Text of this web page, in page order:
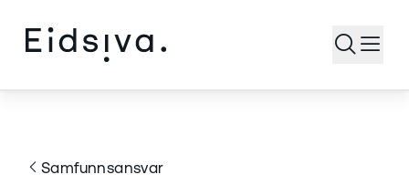
Åpne
Samfunnsansvar